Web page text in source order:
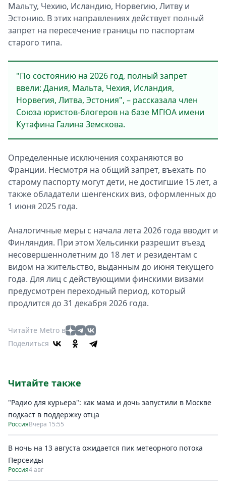
Мальту, Чехию, Исландию, Норвегию, Литву и
Эстонию. В этих направлениях действует полный
запрет на пересечение границы по паспортам
старого типа.
"По состоянию на 2026 год, полный запрет
ввели: Дания, Мальта, Чехия, Исландия,
Норвегия, Литва, Эстония", – рассказала член
Союза юристов-блогеров на базе МГЮА имени
Кутафина Галина Земскова.
Определенные исключения сохраняются во
Франции. Несмотря на общий запрет, въехать по
старому паспорту могут дети, не достигшие 15 лет, а
также обладатели шенгенских виз, оформленных до
1 июня 2025 года.
Аналогичные меры с начала лета 2026 года вводит и
Финляндия. При этом Хельсинки разрешит въезд
несовершеннолетним до 18 лет и резидентам с
видом на жительство, выданным до июня текущего
года. Для лиц с действующими финскими визами
предусмотрен переходный период, который
продлится до 31 декабря 2026 года.
Читайте Metro в
Поделиться
Читайте также
"Радио для курьера": как мама и дочь запустили в Москве
подкаст в поддержку отца
РоссияВчера 15:55
В ночь на 13 августа ожидается пик метеорного потока
Персеиды
Россия4 авг